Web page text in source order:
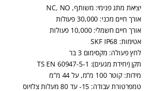
יציאת מתג פנימי: משותף, NC, NO
אורך חיים מכני: 30,000 פעולות
אורך חיים חשמלי: 10,000 פעולות
אטימות: SKF IP68
לחץ פעולה: מקסימום 3 בר
תקן (יחידת מגעים): TS EN 60947-5-1
מידות: קוטר 100 מ”מ, על 44 מ”מ
טמפרטורת עבודה: 15- עד 80 מעלות צלזיוס